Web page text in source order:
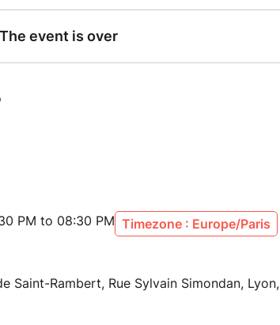
universel, La "Théorie des
ou des tempêtes intérieures qui peuvent
à comprendre comment la spirale a
l’arrêter. En convoquant différentes versions
PM to 08:30 PM Timezone : Europe/Paris
Saint-Rambert, Rue Sylvain Simondan, Lyon,